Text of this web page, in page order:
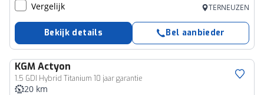
Vergelijk TERNEUZEN
Bekijk details Bel aanbieder
KGMActyon
1.5 GDI Hybrid Titanium 10 jaar garantie
20 km